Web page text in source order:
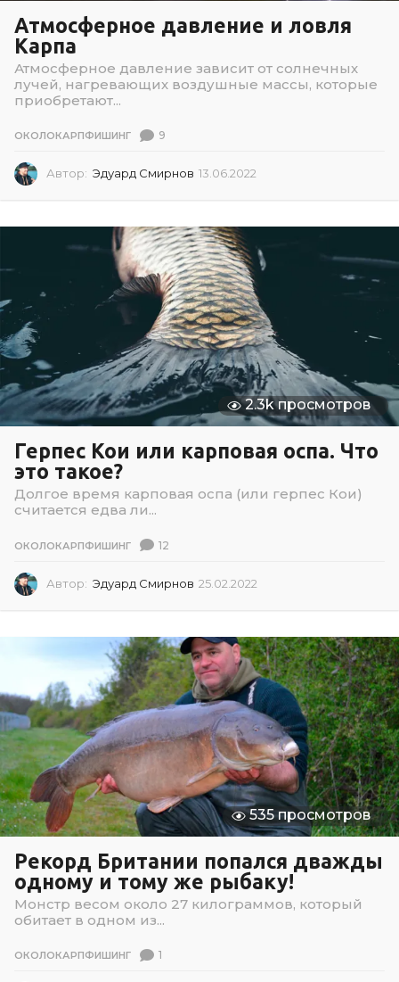
Атмосферное давление и ловля
Карпа
Атмосферное давление зависит от солнечных
лучей, нагревающих воздушные массы, которые
приобретают...
ОКОЛОКАРПФИШИНГ 9
Автор: Эдуард Смирнов 13.06.2022
0
.
2
0
2
2
2.3k просмотров
Герпес Кои или карповая оспа. Что
это такое?
Долгое время карповая оспа (или герпес Кои)
считается едва ли...
ОКОЛОКАРПФИШИНГ 12
Автор: Эдуард Смирнов 25.02.2022
0
2
.
2
0
2
2
535 просмотров
Рекорд Британии попался дважды
одному и тому же рыбаку!
Монстр весом около 27 килограммов, который
обитает в одном из...
ОКОЛОКАРПФИШИНГ 1